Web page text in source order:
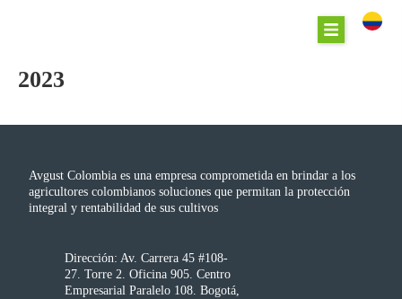
2023
Avgust Colombia es una empresa comprometida en brindar a los
agricultores colombianos soluciones que permitan la protección
integral y rentabilidad de sus cultivos
Dirección: Av. Carrera 45 #108-
27. Torre 2. Oficina 905. Centro
Empresarial Paralelo 108. Bogotá,